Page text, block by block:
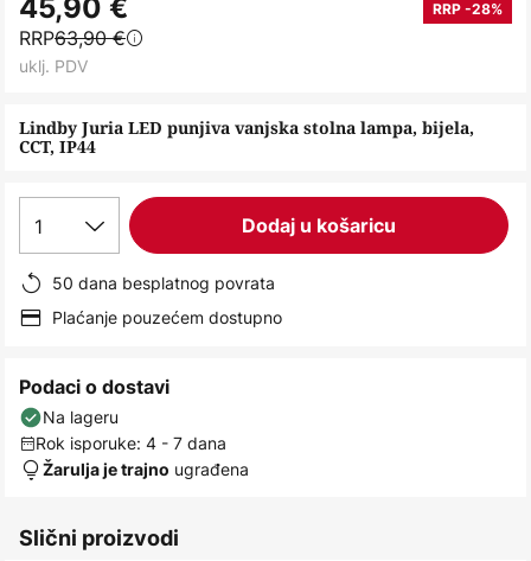
to
the
beginning
the
images
gallery
Lindby Juria LED punjiva vanjska stolna lampa, bijela,
CCT, IP44
45,90 € RRP -28%
RRP63,90 €
uklj. PDV
1 Dodaj u košaricu
50 dana besplatnog povrata
Plaćanje pouzećem dostupno
Podaci o dostavi
Na lageru
Rok isporuke: 4 - 7 dana
Žarulja je trajno ugrađena
Slični proizvodi